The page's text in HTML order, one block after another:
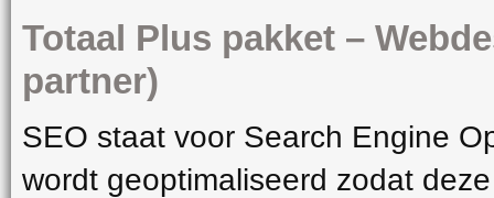
Totaal Plus pakket –
partner)
SEO staat voor Search Engine
wordt geoptimaliseerd zodat